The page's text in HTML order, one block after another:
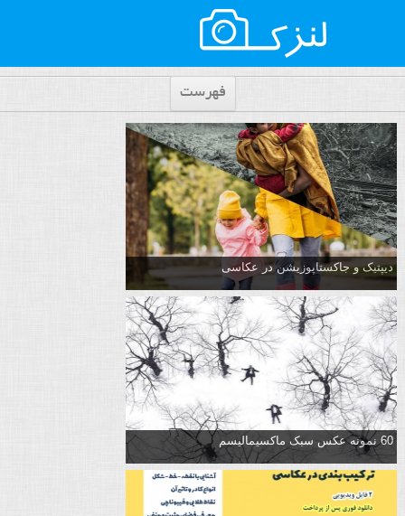
فهرست
دیپتیک و جاکستا‌پوزیشن در عکاسی
60 نمونه عکس سبک ماکسیمالیسم